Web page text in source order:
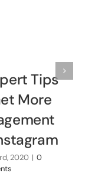
Tips
More
2020 | 0